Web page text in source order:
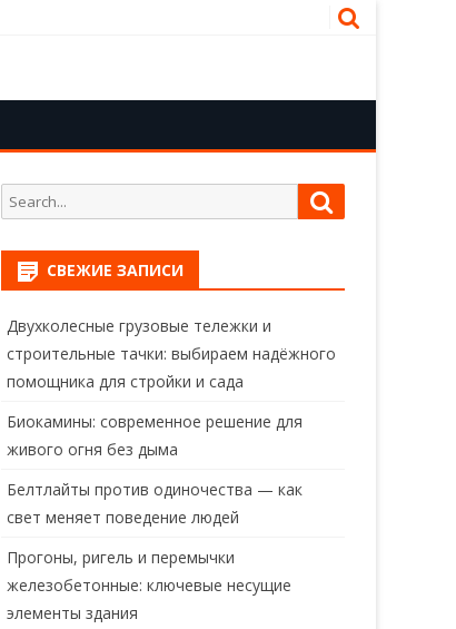
Search
for:
СВЕЖИЕ ЗАПИСИ
Двухколесные грузовые тележки и
строительные тачки: выбираем надёжного
помощника для стройки и сада
Биокамины: современное решение для
живого огня без дыма
Белтлайты против одиночества — как
свет меняет поведение людей
Прогоны, ригель и перемычки
железобетонные: ключевые несущие
элементы здания